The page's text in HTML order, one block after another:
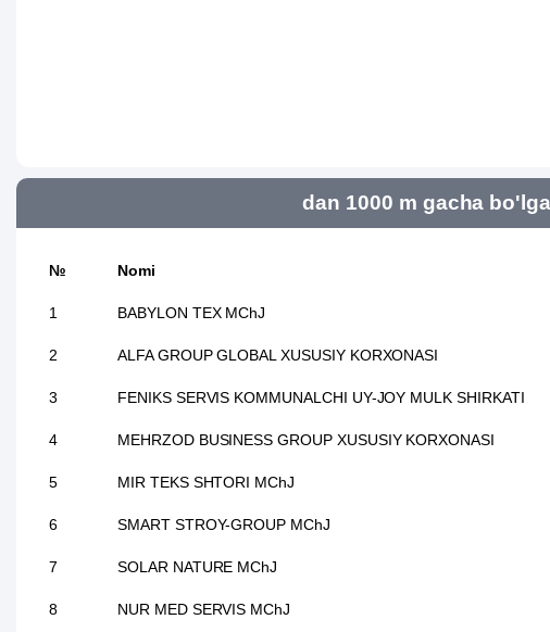
dan 1000 m gacha
№ Nomi
1 BABYLON TEX MChJ
2 ALFA GROUP GLOBAL XUSUSIY KORXONASI
3 FENIKS SERVIS KOMMUNALCHI UY-JOY MULK SHIRKATI
4 MEHRZOD BUSINESS GROUP XUSUSIY KORXONASI
5 MIR TEKS SHTORI MChJ
6 SMART STROY-GROUP MChJ
7 SOLAR NATURE MChJ
8 NUR MED SERVIS MChJ